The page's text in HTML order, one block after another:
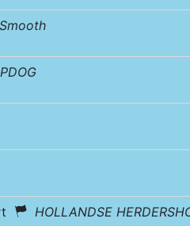
HOLLANDSE